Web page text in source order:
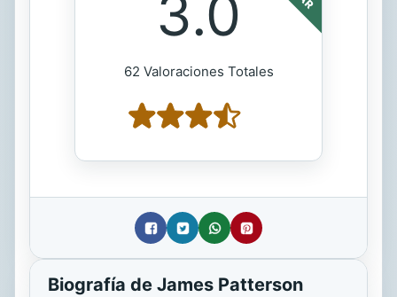
3.0
62 Valoraciones Totales
Biografía de James Patterson